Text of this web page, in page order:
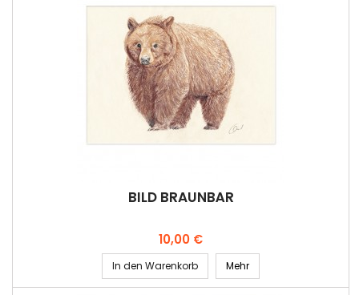
BILD BRAUNBÄR
Preis
10,00 €
In den Warenkorb Mehr